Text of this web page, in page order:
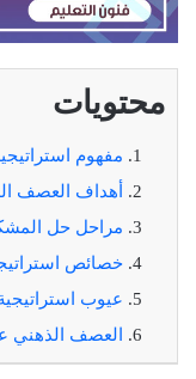
محتويات
مفهوم
أهداف العصف
مراحل حل
خصائص
عيوب
العصف الذهني